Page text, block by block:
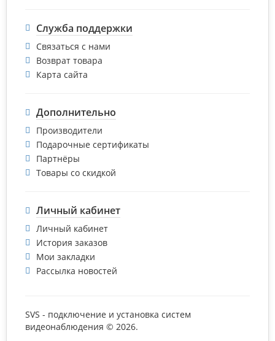
Служба поддержки
Связаться с нами
Возврат товара
Карта сайта
Дополнительно
Производители
Подарочные сертификаты
Партнёры
Товары со скидкой
Личный кабинет
Личный кабинет
История заказов
Мои закладки
Рассылка новостей
SVS - подключение и установка систем
видеонаблюдения © 2026.